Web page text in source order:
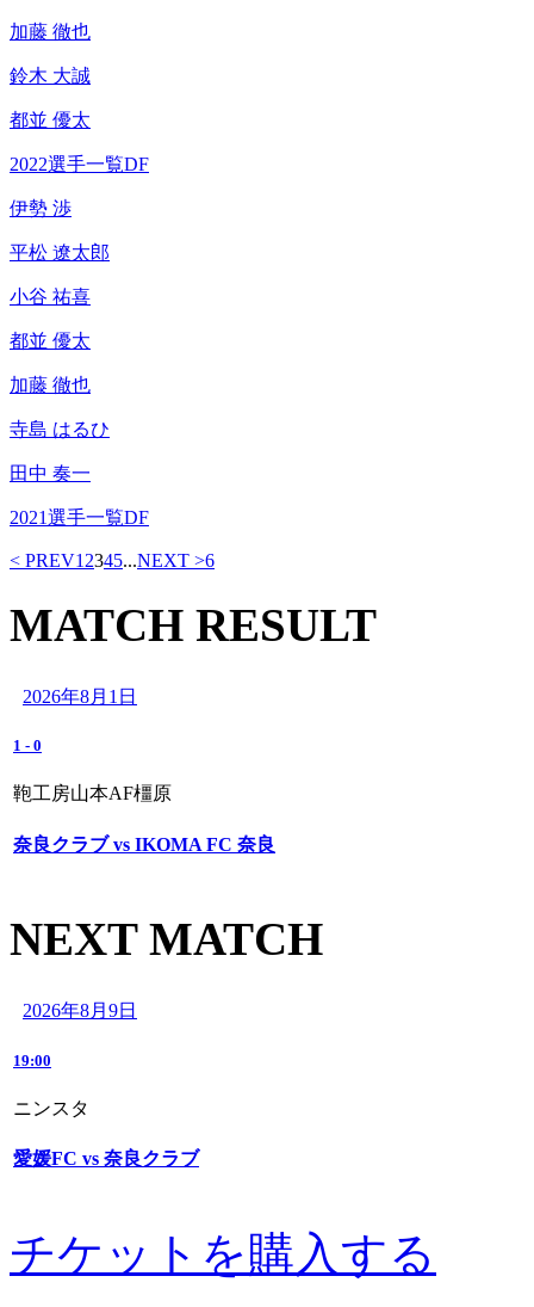
加藤 徹也
鈴木 大誠
都並 優太
2022選手一覧DF
伊勢 渉
平松 遼太郎
小谷 祐喜
都並 優太
加藤 徹也
寺島 はるひ
田中 奏一
2021選手一覧DF
< PREV12345...NEXT >6
MATCH RESULT
2026年8月1日
1 - 0
鞄工房山本AF橿原
奈良クラブ vs IKOMA FC 奈良
NEXT MATCH
2026年8月9日
19:00
ニンスタ
愛媛FC vs 奈良クラブ
チケットを購入する